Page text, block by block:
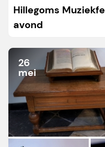
Hillegoms
avond
26
mei